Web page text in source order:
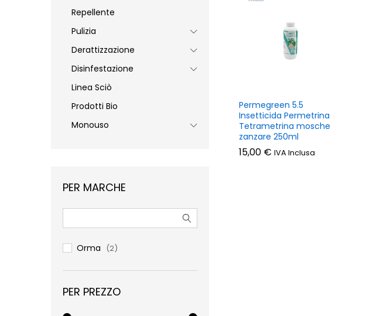
Permegreen 5.5
Insetticida Permetrina
Tetrametrina mosche
zanzare 250ml
15,00 € IVA Inclusa
15,00 €
Repellente
Pulizia
Derattizzazione
Disinfestazione
Linea Sciò
Prodotti Bio
Monouso
PER MARCHE
Orma (2)
PER PREZZO